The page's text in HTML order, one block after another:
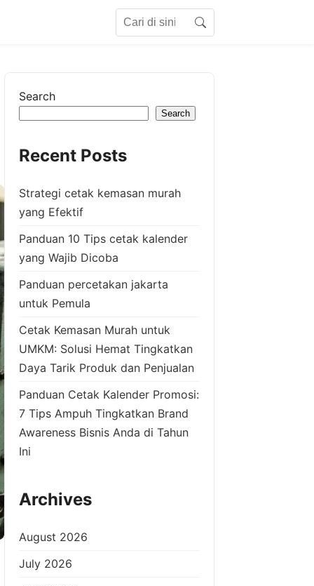
Search
Search
Search
Recent Posts
Strategi cetak kemasan murah
yang Efektif
Panduan 10 Tips cetak kalender
yang Wajib Dicoba
Panduan percetakan jakarta
untuk Pemula
Cetak Kemasan Murah untuk
UMKM: Solusi Hemat Tingkatkan
Daya Tarik Produk dan Penjualan
Panduan Cetak Kalender Promosi:
7 Tips Ampuh Tingkatkan Brand
Awareness Bisnis Anda di Tahun
Ini
Archives
August 2026
July 2026